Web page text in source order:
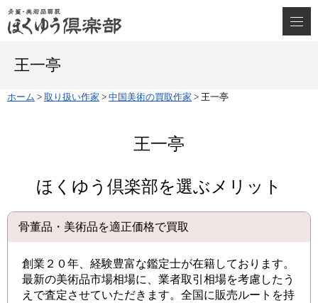
王一亭
ホーム > 取り扱い作家 > 中国美術の買取作家 > 王一亭
王一亭
ほくゆう倶楽部を選ぶメリット
骨董品・美術品を適正価格で買取
創業２０年、経験豊富な鑑定士が在籍しております。
最新の美術品市場相場に、業者取引相場を考慮したう
えで査定させていただきます。全国に販売ルートを持